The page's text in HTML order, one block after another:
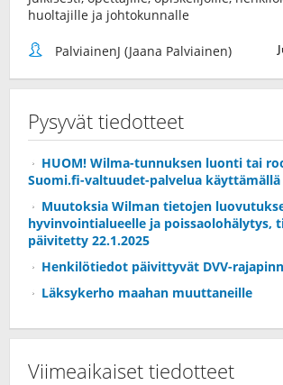
huoltajille ja johtokunnalle
PalviainenJ (Jaana Palviainen)
Pysyvät tiedotteet
HUOM! Wilma-tunnuksen luonti tai
Suomi.fi-valtuudet-palvelua käyttämällä
Muutoksia Wilman tietojen
hyvinvointialueelle ja poissaolohälytys,
päivitetty 22.1.2025
Henkilötiedot päivittyvät DVV-
Läksykerho maahan muuttaneille
Viimeaikaiset tiedotteet